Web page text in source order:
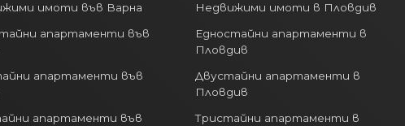
имоти във Варна
апартаменти във
апартаменти във
апартаменти във
Недвижими имоти в Пловдив
Едностайни апартаменти в
Пловдив
Двустайни апартаменти в
Пловдив
Тристайни апартаменти в